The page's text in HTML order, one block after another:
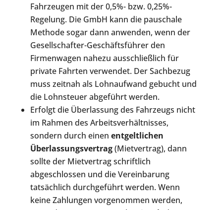
Fahrzeugen mit der 0,5%- bzw. 0,25%-
Regelung. Die GmbH kann die pauschale
Methode sogar dann anwenden, wenn der
Gesellschafter-Geschäftsführer den
Firmenwagen nahezu ausschließlich für
private Fahrten verwendet. Der Sachbezug
muss zeitnah als Lohnaufwand gebucht und
die Lohnsteuer abgeführt werden.
Erfolgt die Überlassung des Fahrzeugs nicht
im Rahmen des Arbeitsverhältnisses,
sondern durch einen entgeltlichen
Überlassungsvertrag(Mietvertrag), dann
sollte der Mietvertrag schriftlich
abgeschlossen und die Vereinbarung
tatsächlich durchgeführt werden. Wenn
keine Zahlungen vorgenommen werden,